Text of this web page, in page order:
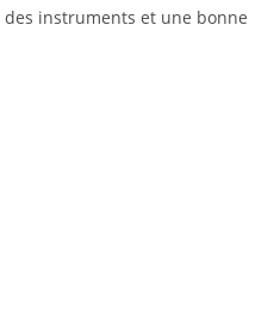
instruments et une bonne